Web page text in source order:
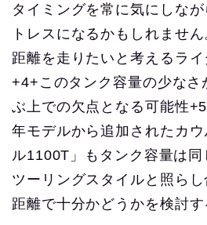
タイミングを常に気にしな
トレスになるかもしれませ
距離を走りたいと考えるライ
+4+このタンク容量の少なさ
ぶ上での欠点となる可能性
年モデルから追加されたカ
ル1100T」もタンク容量は
ツーリングスタイルと照ら
距離で十分かどうかを検討す